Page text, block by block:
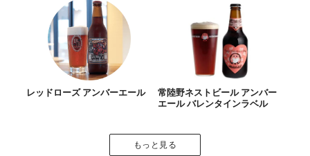
レッドローズ アンバーエール
常陸野ネストビール アンバー
エール バレンタインラベル
もっと見る